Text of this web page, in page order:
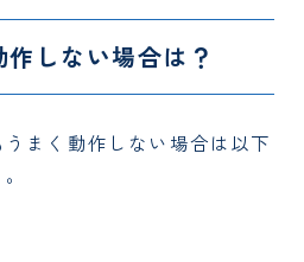
作しない場合は？
まく動作しない場合は以下